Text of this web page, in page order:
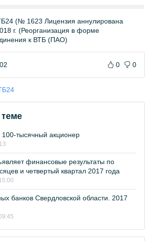
(№ 1623 Лицензия аннулирована
г. (Реорганизация в форме
к ВТБ (ПАО)
0 0
тысячный акционер
финансовые результаты по
и четвертый квартал 2017 года
банков Свердловской области. 2017